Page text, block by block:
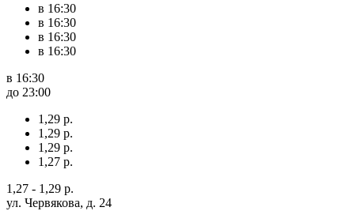
в 16:30
в 16:30
в 16:30
в 16:30
в 16:30
до 23:00
1,29 р.
1,29 р.
1,29 р.
1,27 р.
1,27 - 1,29 р.
ул. Червякова, д. 24